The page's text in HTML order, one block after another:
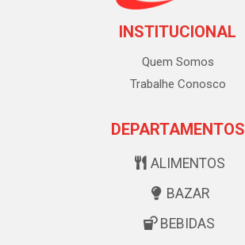
INSTITUCIONAL
Quem Somos
Trabalhe Conosco
DEPARTAMENTOS
ALIMENTOS
BAZAR
BEBIDAS